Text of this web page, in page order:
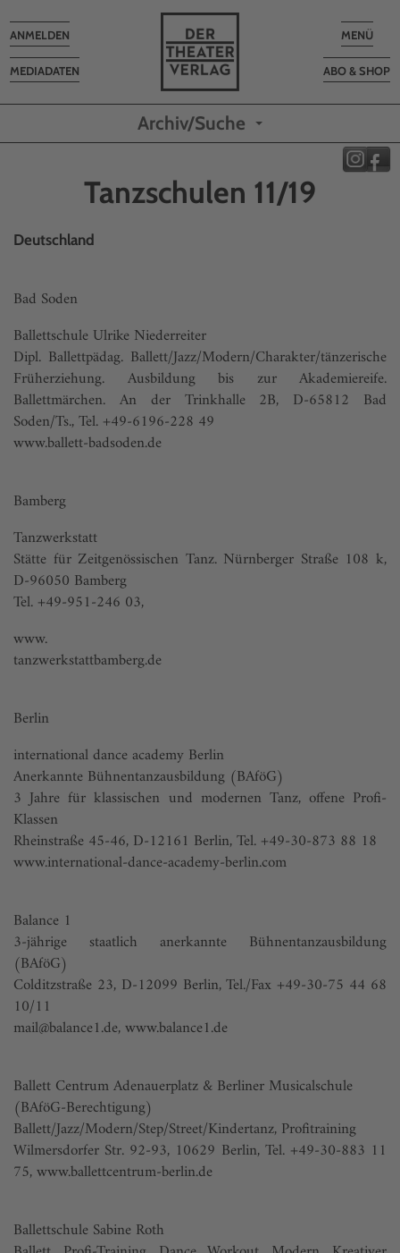
Toggle
MENÜ
ABO & SHOP
MEDIADATEN
Toggle
navigation
ANMELDEN
Archiv/Suche
Tanzschulen 11/19
Deutschland
Bad Soden
Ballettschule Ulrike Niederreiter
Dipl. Ballettpädag. Ballett/Jazz/Modern/Charakter/tänzerische
Früherziehung. Ausbildung bis zur Akademiereife.
Ballettmärchen. An der Trinkhalle 2B, D-65812 Bad
Soden/Ts., Tel. +49-6196-228 49
www.ballett-badsoden.de
Bamberg
Tanzwerkstatt
Stätte für Zeitgenössischen Tanz. Nürnberger Straße 108 k,
D-96050 Bamberg
Tel. +49-951-246 03,
www.
tanzwerkstattbamberg.de
Berlin
international dance academy Berlin
Anerkannte Bühnentanzausbildung (BAföG)
3 Jahre für klassischen und modernen Tanz, offene Profi-
Klassen
Rheinstraße 45-46, D-12161 Berlin, Tel. +49-30-873 88 18
www.international-dance-academy-berlin.com
Balance 1
3-jährige staatlich anerkannte Bühnentanzausbildung
(BAföG)
Colditzstraße 23, D-12099 Berlin, Tel./Fax +49-30-75 44 68
10/11
mail@balance1.de,www.balance1.de
Ballett Centrum Adenauerplatz & Berliner Musicalschule
(BAföG-Berechtigung)
Ballett/Jazz/Modern/Step/Street/Kindertanz, Profitraining
Wilmersdorfer Str. 92-93, 10629 Berlin, Tel. +49-30-883 11
75,www.ballettcentrum-berlin.de
Ballettschule Sabine Roth